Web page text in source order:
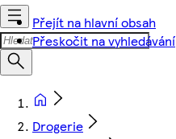
Přejít na hlavní obsah
Přeskočit na vyhledávání
Drogerie